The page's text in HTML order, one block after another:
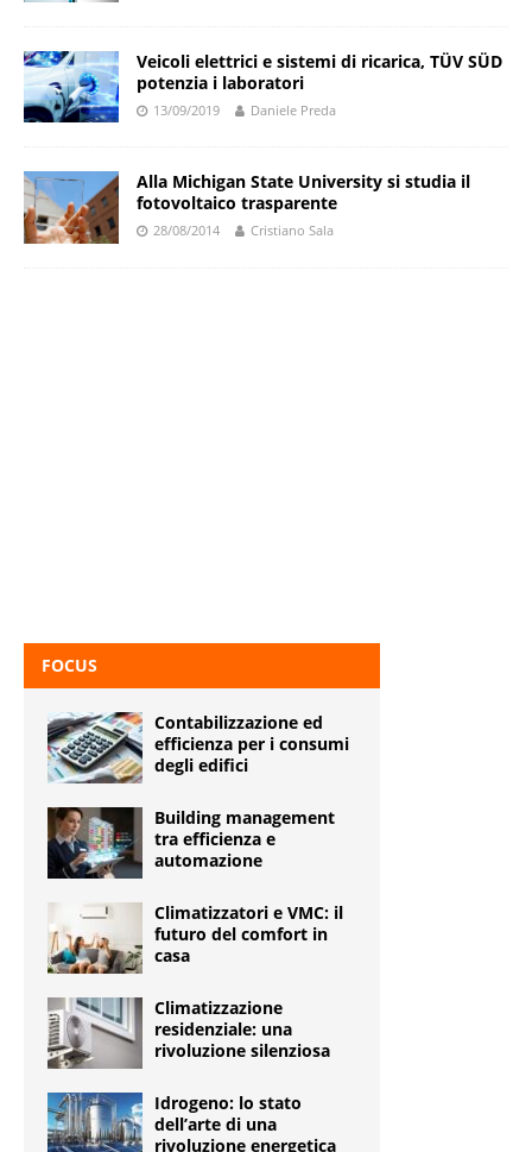
Veicoli elettrici e sistemi di ricarica, TÜV SÜD
potenzia i laboratori
13/09/2019 Daniele Preda
Alla Michigan State University si studia il
fotovoltaico trasparente
28/08/2014 Cristiano Sala
FOCUS
Contabilizzazione ed
efficienza per i consumi
degli edifici
Building management
tra efficienza e
automazione
Climatizzatori e VMC: il
futuro del comfort in
casa
Climatizzazione
residenziale: una
rivoluzione silenziosa
Idrogeno: lo stato
dell’arte di una
rivoluzione energetica